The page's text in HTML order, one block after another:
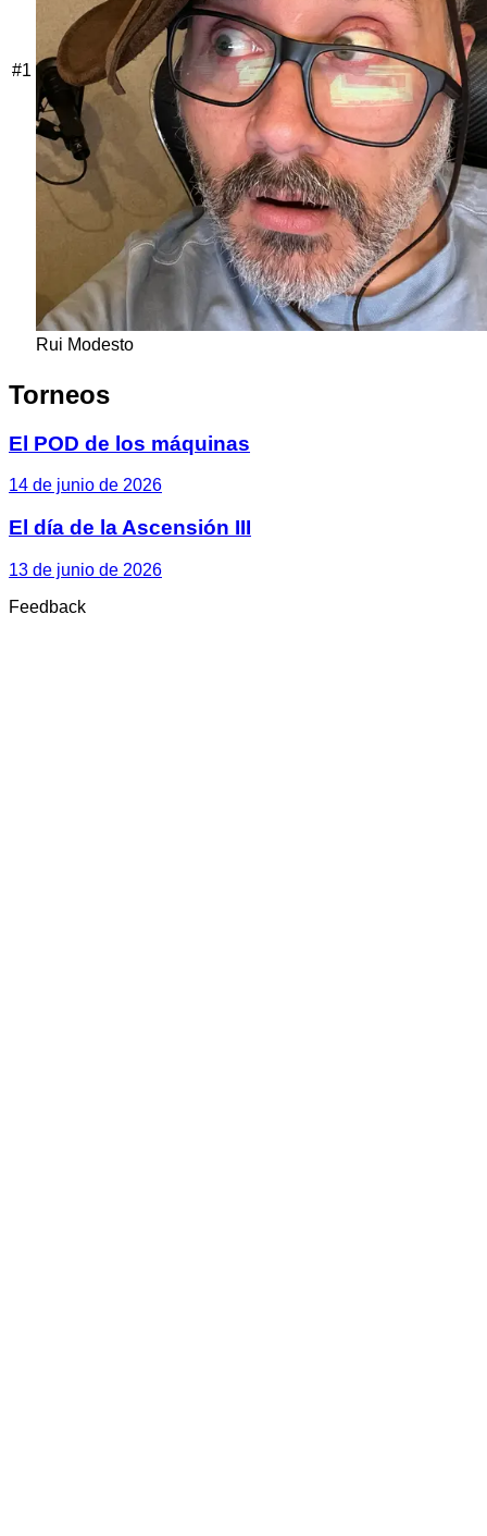
#1
Rui Modesto
Torneos
El POD de los máquinas
14 de junio de 2026
El día de la Ascensión III
13 de junio de 2026
Feedback